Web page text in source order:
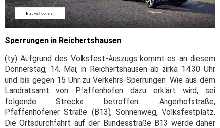
Sperrungen in Reichertshausen
(ty) Aufgrund des Volksfest-Auszugs kommt es an diesem
Donnerstag, 14. Mai, in Reichertshausen ab zirka 14.30 Uhr
und bis gegen 15 Uhr zu Verkehrs-Sperrungen. Wie aus dem
Landratsamt von Pfaffenhofen dazu erklärt wird, sei
folgende Strecke betroffen: Angerhofstraße,
Pfaffenhofener Straße (B13), Sonnenweg, Volksfestplatz.
Die Ortsdurchfahrt auf der Bundesstraße B13 werde daher